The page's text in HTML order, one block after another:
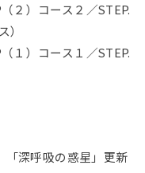
２）コース２／STEP.
）
１）コース１／STEP.
「深呼吸の惑星」更新